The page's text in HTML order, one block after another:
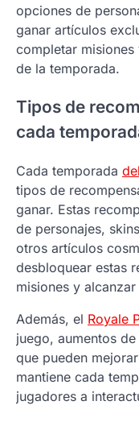
opciones de
ganar artículos
completar
de la temporada.
Tipos de
cada
Cada temporada
tipos de
ganar. Estas
de personajes,
otros artículos
desbloquear estas
misiones y
Además, el Royale
juego, aumentos
que pueden
mantiene cada
jugadores a